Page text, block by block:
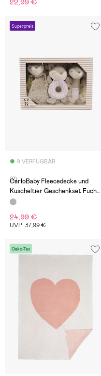
Superpreis
9 VERFÜGBAR
(2)
CarloBaby Fleecedecke und
Kuscheltier Geschenkset Fuchs,
Grau
24,99 €
UVP: 37,99 €
Oeko-Tex